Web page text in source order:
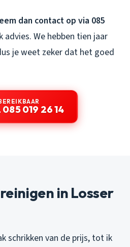
dan contact op via 085
We hebben tien jaar
je weet zeker dat het goed
085 019 26 14
in Losser
schrikken van de prijs, tot ik